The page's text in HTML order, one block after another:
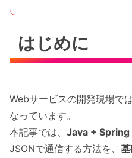
はじめに
Webサービスの開発現場で
なっています。
本記事では、 Java +
JSONで通信する方法を、